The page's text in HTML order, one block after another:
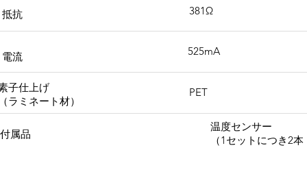
抵抗
電流
子仕上げ
ラミネート材）
付属品
525mA
381Ω
PET
温度センサー
（1セットにつき2